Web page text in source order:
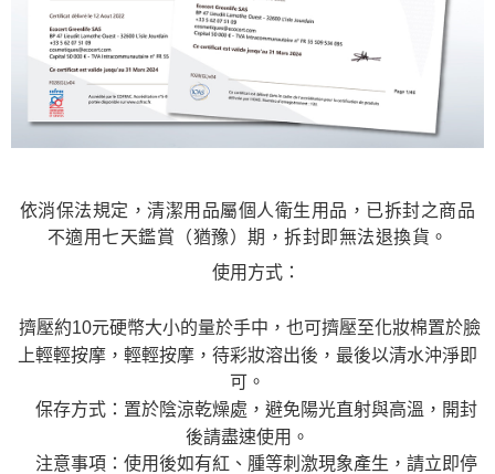
依消保法規定，清潔用品屬個人衛生用品，已拆封之商品
不適用七天鑑賞（猶豫）期，拆封即無法退換貨。
使用方式：
擠壓約10元硬幣大小的量於手中，也可擠壓至化妝棉置於臉
上輕輕按摩，輕輕按摩，待彩妝溶出後，最後以清水沖淨即
可。
保存方式：置於陰涼乾燥處，避免陽光直射與高溫，開封
後請盡速使用。
注意事項：使用後如有紅、腫等刺激現象產生，請立即停